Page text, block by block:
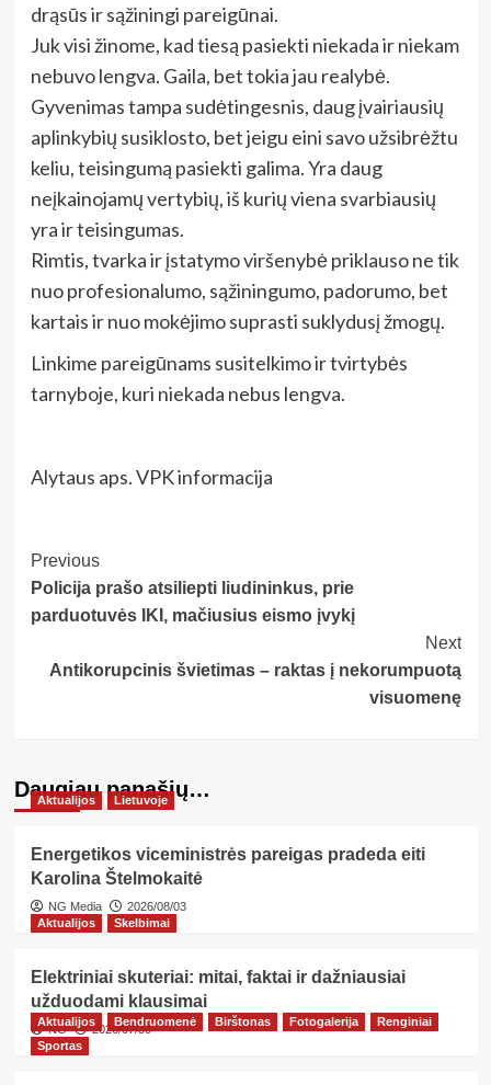
drąsūs ir sąžiningi pareigūnai.
Juk visi žinome, kad tiesą pasiekti niekada ir niekam
nebuvo lengva. Gaila, bet tokia jau realybė.
Gyvenimas tampa sudėtingesnis, daug įvairiausių
aplinkybių susiklosto, bet jeigu eini savo užsibrėžtu
keliu, teisingumą pasiekti galima. Yra daug
neįkainojamų vertybių, iš kurių viena svarbiausių
yra ir teisingumas.
Rimtis, tvarka ir įstatymo viršenybė priklauso ne tik
nuo profesionalumo, sąžiningumo, padorumo, bet
kartais ir nuo mokėjimo suprasti suklydusį žmogų.
Linkime pareigūnams susitelkimo ir tvirtybės
tarnyboje, kuri niekada nebus lengva.
Alytaus aps. VPK informacija
Post
Navigation
Previous
Policija prašo atsiliepti liudininkus, prie
parduotuvės IKI, mačiusius eismo įvykį
Next
Antikorupcinis švietimas – raktas į nekorumpuotą
visuomenę
Daugiau panašių…
Aktualijos Lietuvoje
Energetikos viceministrės pareigas pradeda eiti
Karolina Štelmokaitė
NG Media
2026/08/03
Aktualijos
Skelbimai
Elektriniai skuteriai: mitai, faktai ir dažniausiai
užduodami klausimai
NG 2026/07/30
Aktualijos Bendruomenė Birštonas Fotogalerija
Renginiai
Sportas